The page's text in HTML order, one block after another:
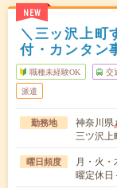
NEW
＼三ッ沢上町
付・カンタン
職種未経験OK 交
派遣
勤務地 神奈川県
三ツ沢
曜日頻度
月・火
曜定休日